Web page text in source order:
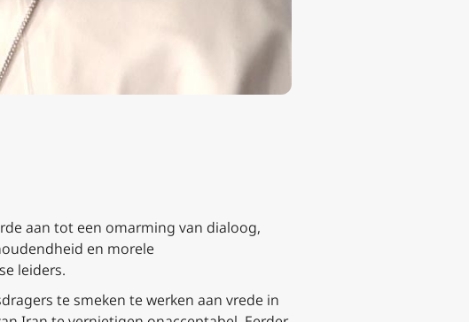
aan tot een omarming van dialoog,
en morele
leiders.
te smeken te werken aan vrede in